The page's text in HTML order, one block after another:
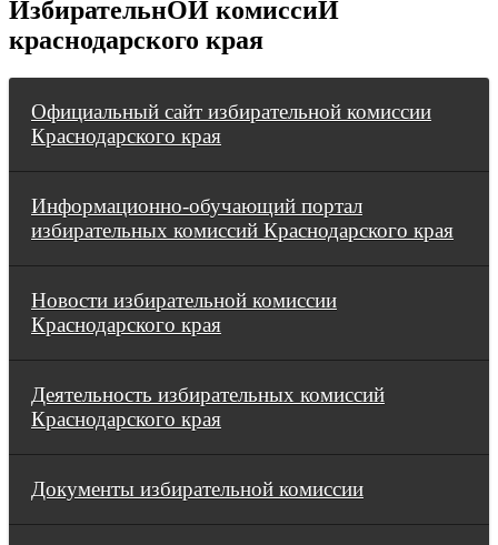
ИзбирательнОЙ комиссиИ
краснодарского края
Официальный сайт избирательной комиссии
Краснодарского края
Информационно-обучающий портал
избирательных комиссий Краснодарского края
Новости избирательной комиссии
Краснодарского края
Деятельность избирательных комиссий
Краснодарского края
Документы избирательной комиссии